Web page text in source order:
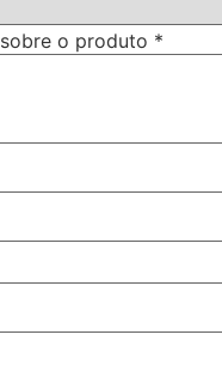
o produto *